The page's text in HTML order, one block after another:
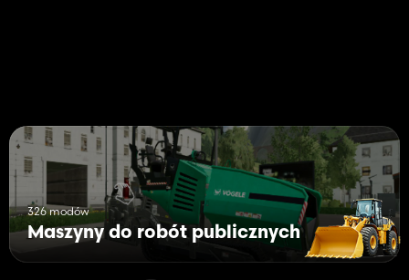
326 modów
Maszyny do robót publicznych